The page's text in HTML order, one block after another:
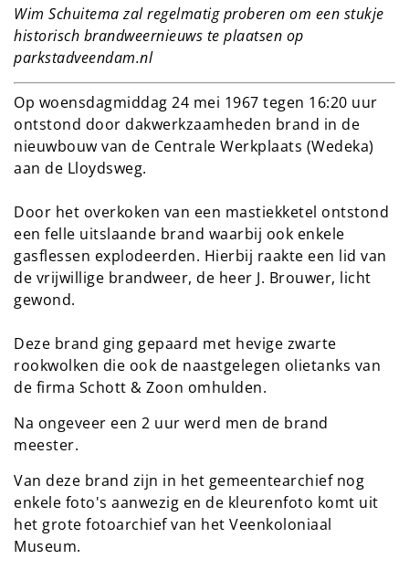
Wim Schuitema zal regelmatig proberen om een stukje
historisch brandweernieuws te plaatsen op
parkstadveendam.nl
Op woensdagmiddag 24 mei 1967 tegen 16:20 uur
ontstond door dakwerkzaamheden brand in de
nieuwbouw van de Centrale Werkplaats (Wedeka)
aan de Lloydsweg.
Door het overkoken van een mastiekketel ontstond
een felle uitslaande brand waarbij ook enkele
gasflessen explodeerden. Hierbij raakte een lid van
de vrijwillige brandweer, de heer J. Brouwer, licht
gewond.
Deze brand ging gepaard met hevige zwarte
rookwolken die ook de naastgelegen olietanks van
de firma Schott & Zoon omhulden.
Na ongeveer een 2 uur werd men de brand
meester.
Van deze brand zijn in het gemeentearchief nog
enkele foto's aanwezig en de kleurenfoto komt uit
het grote fotoarchief van het Veenkoloniaal
Museum.